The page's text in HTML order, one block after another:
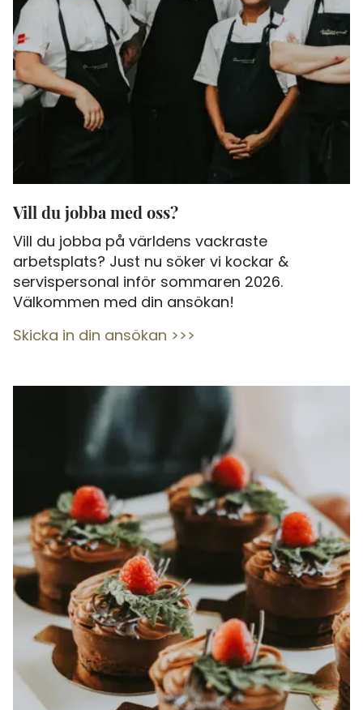
Vill du jobba med oss?
Vill du jobba på världens vackraste
arbetsplats? Just nu söker vi kockar &
servispersonal inför sommaren 2026.
Välkommen med din ansökan!
Skicka in din ansökan >>>